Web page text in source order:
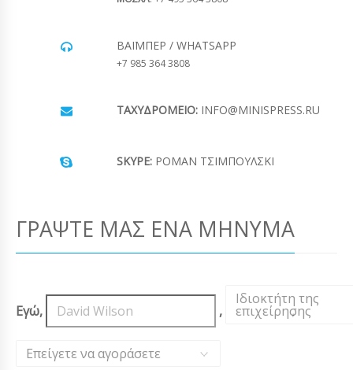
ΒΆΙΜΠΕΡ / WHATSAPP
+7 985 364 3808
ΤΑΧΥΔΡΟΜΕΊΟ: INFO@MINISPRESS.RU
SKYPE: ΡΟΜΆΝ ΤΣΙΜΠΟΎΛΣΚΙ
ΓΡΆΨΤΕ ΜΑΣ ΈΝΑ ΜΉΝΥΜΑ
Εγώ, ,
Ιδιοκτήτη της
επιχείρησης
,
Επείγετε να αγοράσετε